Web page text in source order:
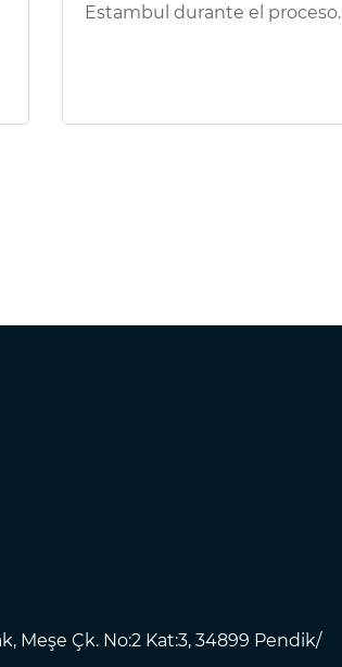
Estambul durante el proceso.
Meşe Çk. No:2 Kat:3, 34899 Pendik/